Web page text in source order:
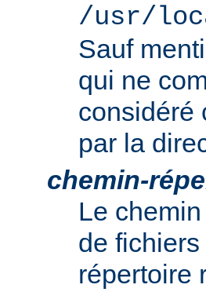
/usr/
Sauf
qui ne
considéré
par la
chemin-
Le
de
répertoire